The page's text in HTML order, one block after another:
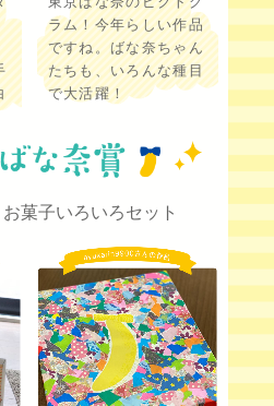
ラム！今年らしい作品
ですね。ばな奈ちゃん
たちも、いろんな種目
で大活躍！
お菓子いろいろセット